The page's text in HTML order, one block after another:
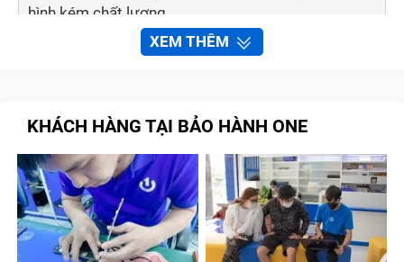
hình kém chất lượng
Mẹo nhỏ giúp bạn phân biệt 2 loại màn hình:
Bảo hành one thay màn hình Oppo A79 nhanh
chóng, chất lượng
Quy trình sửa chữa, thay màn hình Oppo A79
tại Bảo Hành One
Tạm kết
XEM THÊM
KHÁCH HÀNG TẠI BẢO HÀNH ONE